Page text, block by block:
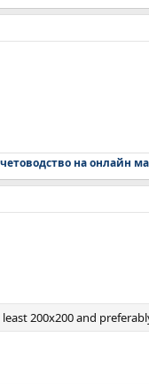
на онлайн
200x200 and